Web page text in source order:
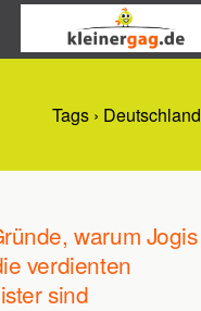
Tags › Deutschland
warum Jogis
verdienten
sind